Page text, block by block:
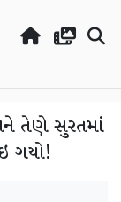
અને તેણે સુરતમાં
ગયો!